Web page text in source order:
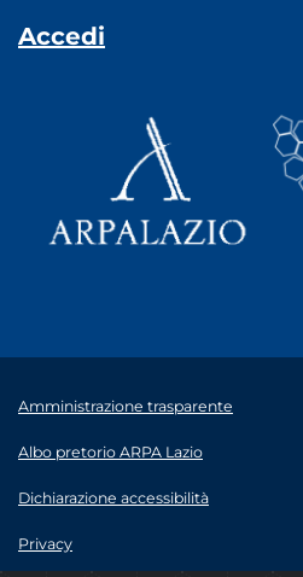
Accedi
Amministrazione trasparente
Albo pretorio ARPA Lazio
Dichiarazione accessibilità
Privacy